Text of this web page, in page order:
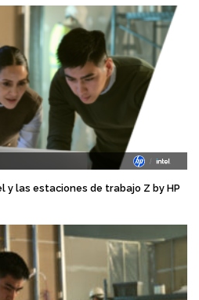
las estaciones de trabajo Z by HP